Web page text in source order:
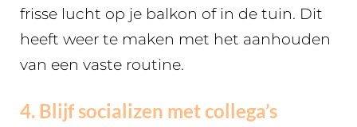
frisse lucht op je balkon of in de tuin. Dit
heeft weer te maken met het aanhouden
van een vaste routine.
4. Blijf socializen met collega’s